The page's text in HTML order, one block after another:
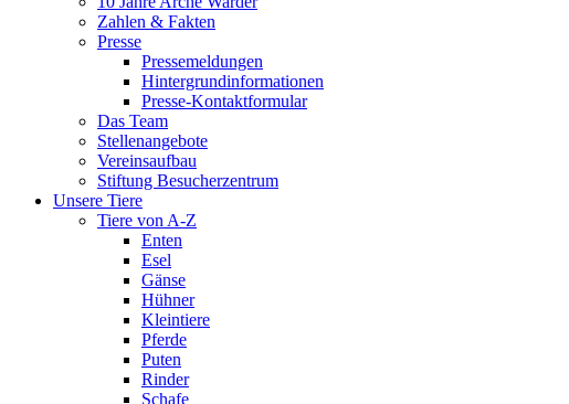
Zahlen & Fakten
Presse
Pressemeldungen
Hintergrundinformationen
Presse-Kontaktformular
Das Team
Stellenangebote
Vereinsaufbau
Stiftung Besucherzentrum
Unsere Tiere
Tiere von A-Z
Enten
Esel
Gänse
Hühner
Kleintiere
Pferde
Puten
Rinder
Schafe